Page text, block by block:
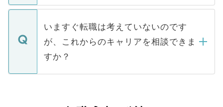
関を公にしてしまうと、応募が殺到する場
に、医療機関が求める条件に合った人材の
みを人材紹介会社に依頼するケースが増え
ています。
定を承諾する必要はありません。内定先へ
の辞退の連絡はキャリアパートナーが行い
個人情報が漏えいすることはありませんの
で、ご安心ください。当サイトからの登録
などで収集したご登録者様の個人情報は、
ご本人のキャリアアップおよび転職活動の
支援を目的に使用いたします。お預かりし
ているすべての個人データはご本人の許可
いますぐ転職は考えていないのです
が、これからのキャリアを相談できま
すか？